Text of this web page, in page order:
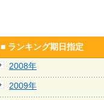
■ ランキング期日指定
2008年
2009年